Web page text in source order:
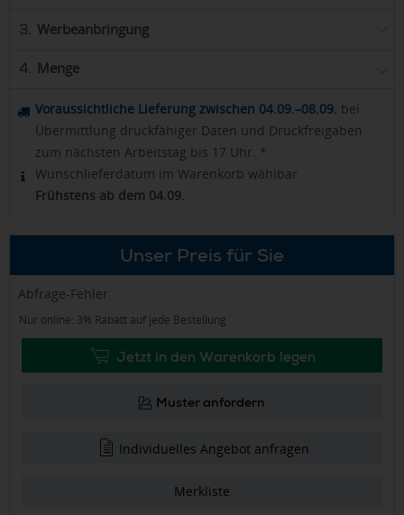
3. Werbeanbringung
4. Menge
Voraussichtliche Lieferung zwischen 04.09.–08.09. bei
Übermittlung druckfähiger Daten und Druckfreigaben
zum nächsten Arbeitstag bis 17 Uhr. *
Wunschlieferdatum im Warenkorb wählbar.
Frühstens ab dem 04.09.
Unser Preis für Sie
Abfrage-Fehler
Nur online: 3% Rabatt auf jede Bestellung
Jetzt in den Warenkorb legen
Muster anfordern
Individuelles Angebot anfragen
Merkliste